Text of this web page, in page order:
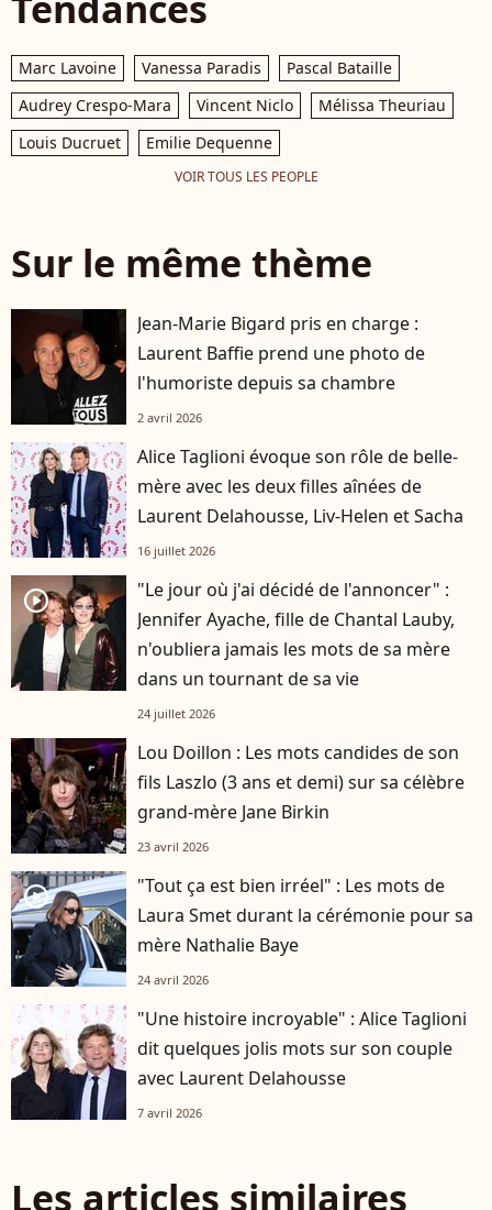
Marc Lavoine Vanessa Paradis
Pascal Bataille
Audrey Crespo-Mara
Vincent Niclo
Mélissa Theuriau
Louis Ducruet
Emilie Dequenne
VOIR TOUS LES PEOPLE
Sur le même thème
Jean-Marie Bigard pris en charge :
Laurent Baffie prend une photo de
l'humoriste depuis sa chambre
2 avril 2026
Alice Taglioni évoque son rôle de belle-
mère avec les deux filles aînées de
Laurent Delahousse, Liv-Helen et Sacha
16 juillet 2026
player2
"Le jour où j'ai décidé de l'annoncer" :
Jennifer Ayache, fille de Chantal Lauby,
n'oubliera jamais les mots de sa mère
dans un tournant de sa vie
24 juillet 2026
Lou Doillon : Les mots candides de son
fils Laszlo (3 ans et demi) sur sa célèbre
grand-mère Jane Birkin
23 avril 2026
player2
"Tout ça est bien irréel" : Les mots de
Laura Smet durant la cérémonie pour sa
mère Nathalie Baye
24 avril 2026
"Une histoire incroyable" : Alice Taglioni
dit quelques jolis mots sur son couple
avec Laurent Delahousse
7 avril 2026
Les articles similaires